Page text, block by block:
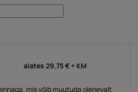
alates 29,75 € + KM
mis võib muutuda olenevalt